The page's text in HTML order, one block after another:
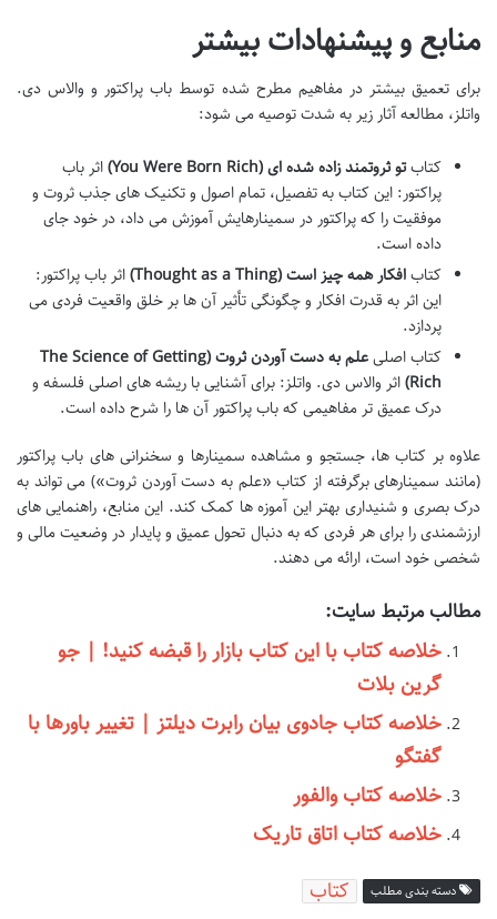
منابع و پیشنهادات بیشتر
برای تعمیق بیشتر در مفاهیم مطرح شده توسط باب پراکتور و والاس دی.
واتلز، مطالعه آثار زیر به شدت توصیه می شود:
کتابتو ثروتمند زاده شده ای (You Were Born Rich)
اثر باب
پراکتور: این کتاب به تفصیل، تمام اصول و تکنیک های جذب ثروت و
موفقیت را که پراکتور در سمینارهایش آموزش می داد، در خود جای
داده است.
کتابافکار همه چیز است (Thought as a Thing)
اثر باب پراکتور:
این اثر به قدرت افکار و چگونگی تأثیر آن ها بر خلق واقعیت فردی می
پردازد.
کتاب اصلی
علم به دست آوردن ثروت (The Science of Getting
Rich) اثر والاس دی. واتلز: برای آشنایی با ریشه های اصلی فلسفه و
درک عمیق تر مفاهیمی که باب پراکتور آن ها را شرح داده است.
علاوه بر کتاب ها، جستجو و مشاهده سمینارها و سخنرانی های باب پراکتور
(مانند سمینارهای برگرفته از کتاب «علم به دست آوردن ثروت») می تواند به
درک بصری و شنیداری بهتر این آموزه ها کمک کند. این منابع، راهنمایی های
ارزشمندی را برای هر فردی که به دنبال تحول عمیق و پایدار در وضعیت مالی و
شخصی خود است، ارائه می دهند.
مطالب مرتبط سایت:
خلاصه کتاب با این کتاب بازار را قبضه کنید! | جو
گرین بلات
خلاصه کتاب جادوی بیان رابرت دیلتز | تغییر باورها با
گفتگو
خلاصه کتاب والفور
خلاصه کتاب اتاق تاریک
دسته بندی مطلب کتاب